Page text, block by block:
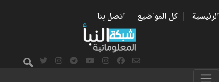
الرئيسية | كل المواضيع | اتصل بنا